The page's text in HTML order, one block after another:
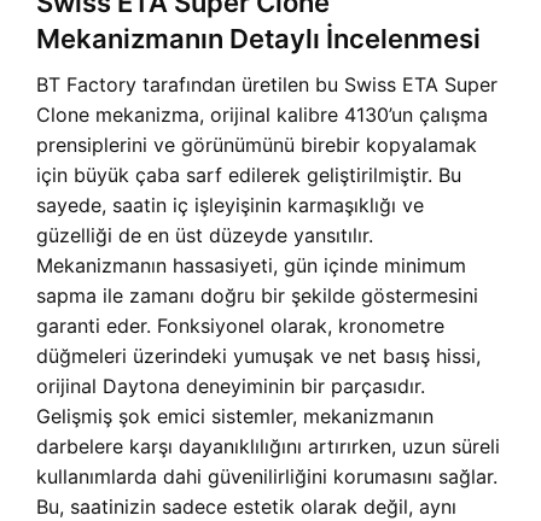
Mekanizmanın Detaylı İncelenmesi
BT Factory tarafından üretilen bu Swiss ETA Super
Clone mekanizma, orijinal kalibre 4130’un çalışma
prensiplerini ve görünümünü birebir kopyalamak
için büyük çaba sarf edilerek geliştirilmiştir. Bu
sayede, saatin iç işleyişinin karmaşıklığı ve
güzelliği de en üst düzeyde yansıtılır.
Mekanizmanın hassasiyeti, gün içinde minimum
sapma ile zamanı doğru bir şekilde göstermesini
garanti eder. Fonksiyonel olarak, kronometre
düğmeleri üzerindeki yumuşak ve net basış hissi,
orijinal Daytona deneyiminin bir parçasıdır.
Gelişmiş şok emici sistemler, mekanizmanın
darbelere karşı dayanıklılığını artırırken, uzun süreli
kullanımlarda dahi güvenilirliğini korumasını sağlar.
Bu, saatinizin sadece estetik olarak değil, aynı